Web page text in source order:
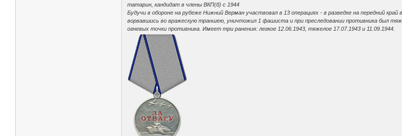
татарин, кандидат в члены ВКП(б) с 1944
Будучи в обороне на рубеже Нижний Верман участвовал в 13 операциях - в разведке на передний
ворвавшись во вражескую траншею, уничтожил 1 фашиста и при преследовании противника был
огневых точки противника. Имеет три ранения: легкое 12.06.1943, тяжелое 17.07.1943 и 11.09.1944.